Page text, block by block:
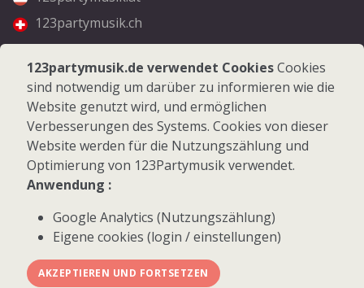
123partymusik.ch
Folgen Sie uns
Facebook
Instagram
© 2026 123Partymusik.de - Alle Rechte vorbehalten
123partymusik.de verwendet CookiesCookies
sind notwendig um darüber zu informieren wie die
Website genutzt wird, und ermöglichen
Verbesserungen des Systems. Cookies von dieser
Website werden für die Nutzungszählung und
Optimierung von 123Partymusik verwendet.
Anwendung :
Google Analytics (Nutzungszählung)
Eigene cookies (login / einstellungen)
AKZEPTIEREN UND FORTSETZEN